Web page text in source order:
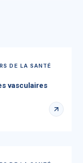
DE LA SANTÉ
vasculaires